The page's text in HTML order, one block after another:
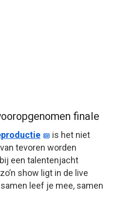
finale
is het niet
tevoren worden
een talentenjacht
show ligt in de live
leef je mee, samen